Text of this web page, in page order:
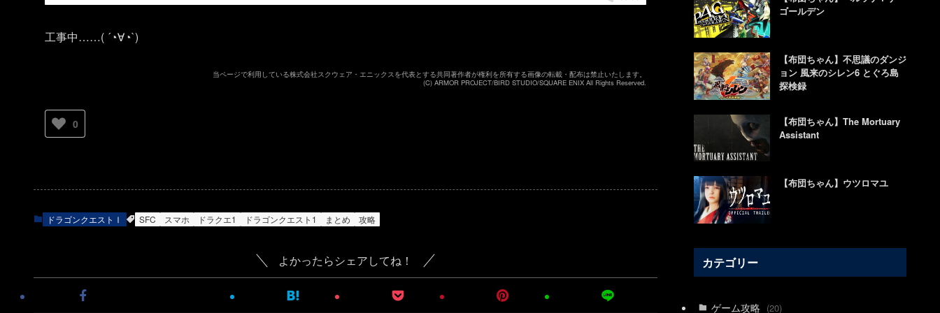
工事中……( ´◔∀◔`)ゞ
当ページで利用している株式会社スクウェア・エニックスを代表とする共同著作者が権利を所有する画像の転載・配布は禁止いたします。
(C) ARMOR PROJECT/BIRD STUDIO/SQUARE ENIX All Rights Reserved.
0
ドラゴンクエストⅠ SFC スマホ ドラクエ1 ドラゴンクエスト1 まとめ 攻略
よかったらシェアしてね！
ゴールデン
【布団ちゃん】不思議のダンジ
ョン 風来のシレン6 とぐろ島
探検録
【布団ちゃん】The Mortuary
Assistant
【布団ちゃん】ウツロマユ
カテゴリー
ゲーム攻略 (20)